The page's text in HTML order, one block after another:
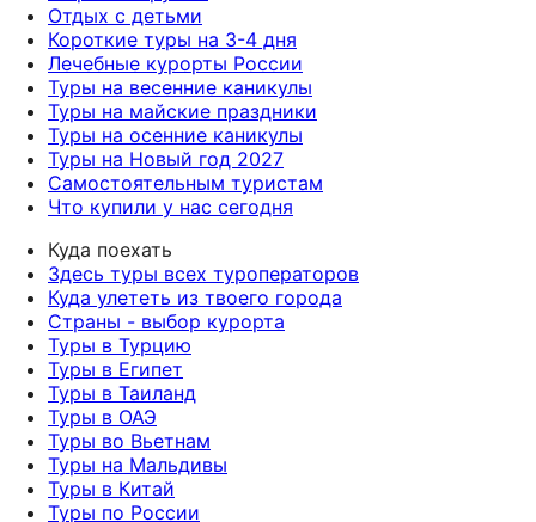
Отдых с детьми
Короткие туры на 3-4 дня
Лечебные курорты России
Туры на весенние каникулы
Туры на майские праздники
Туры на осенние каникулы
Туры на Новый год 2027
Самостоятельным туристам
Что купили у нас сегодня
Куда поехать
Здесь туры всех туроператоров
Куда улететь из твоего города
Страны - выбор курорта
Туры в Турцию
Туры в Египет
Туры в Таиланд
Туры в ОАЭ
Туры во Вьетнам
Туры на Мальдивы
Туры в Китай
Туры по России